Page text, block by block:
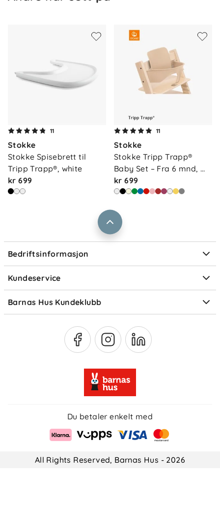
11
Stokke
Stokke Spisebrett til
Tripp Trapp®, white
kr 699
11
Stokke
Stokke Tripp Trapp®
Baby Set – Fra 6 mnd,
na…
kr 699
Bedriftsinformasjon
Om oss
Våre butikker
Vårt samfunnsansvar
Jobbe i Barnas Hus
Størrelsesguider
Kundeservice
Kontakt oss
Frakt og levering
Retur og reklamasjon
Salgsbetingelser
Ofte stilte spørsmål
Om Klarna
Barnas Hus Kundeklubb
Medlemsvilkår
Du betaler enkelt med
All Rights Reserved, Barnas Hus - 2026